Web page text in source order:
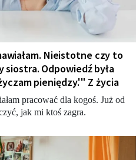
Nieistotne czy to
Odpowiedź była
pieniędzy.'" Z życia
pracować dla kogoś. Już od
jak mi ktoś zagra.